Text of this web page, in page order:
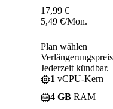
17,99 €
5,49 €/Mon.
Plan wählen
Jederzeit kündbar.
1 vCPU-Kern
4 GB RAM